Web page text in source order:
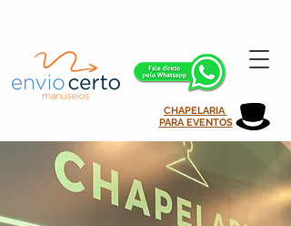
CHAPELARIA
PARA EVENTOS